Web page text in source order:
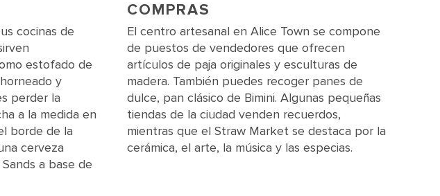
cocinas de
estofado de
y
perder la
a la medida en
borde de la
cerveza
a base de
COMPRAS
El centro artesanal en Alice Town se compone
de puestos de vendedores que ofrecen
artículos de paja originales y esculturas de
madera. También puedes recoger panes de
dulce, pan clásico de Bimini. Algunas pequeñas
tiendas de la ciudad venden recuerdos,
mientras que el Straw Market se destaca por la
cerámica, el arte, la música y las especias.